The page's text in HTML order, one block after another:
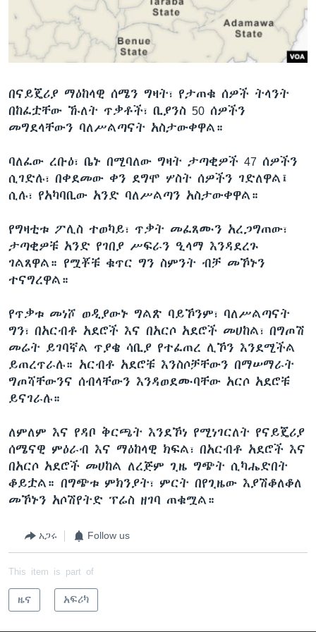
ቋንቋዎች
በናይጄሪያ ማዕከላዊ ሰሜን ግዛት፣ የታጠቁ ሰዎች ትላንት
በከፈቷቸው ኹለት ጥቃቶች፣ ቢያንስ 50 ሰዎችን
መግደላቸውን ባለሥልጣናት አስታውቀዋል።
ባለፈው ረቡዕ፣ ቤኑ በሚባለው ግዛት ታጣቂዎች 47 ሰዎችን
ሲገድሉ፣ በቀደመው ቀን ደግሞ ሦስት ሰዎችን ገድለዋል፤
ሲሉ፣ የአካባቢው አንድ ባለሥልጣን አስታውቀዋል።
የግዛቲቱ ፖሊስ ተወካይ፣ ጥቃት መፈጸሙን አረጋግጠው፣
ታጣቂዎቹ አንድ የገበያ ሥፍራን ዒላማ እንዳደረጉ
ገልጸዋል። የሟቾቹ ቁጥር ግን ስምንት ብቻ መኾኑን
ተናግረዋል።
የጥቃቱ መነሾ ወዲያውኑ ግልጽ ባይኾንም፣ ባለሥልጣናት
ግን፣ በአርብቶ አደሮች እና በአርሶ አደሮች መሀከል፣ በግጦሽ
መሬት ይገባኛል ጥያቄ ሳቢያ የተፈጠረ ሊኾን እንደሚችል
ይጠረጥራሉ። አርብቶ አደሮቹ እንስሶቻቸውን በማሠማራት
ግጦሻቸውንና ሰብላቸውን እንዳወደሙባቸው አርሶ አደሮቹ
ይናገራሉ።
ለምለም እና የዳቦ ቅርጫት እንደኾነ የሚነገርለት የናይጄሪያ
ሰሜናዊ ምዕራብ እና ማዕከላዊ ክፍል፣ በአርብቶ አደሮች እና
በአርሶ አደሮች መሀከል ለረጅም ጊዜ ግጭት ሲካሔድበት
ቆይቷል። በግጭቱ ምክንያት፣ ምርት በየጊዜው እያሽቆለቆለ
መኾኑን አሶሽየትድ ፕሬስ ዘገባ ጠቁሟል።
አጋሩ Follow us
This item is part of
ዜና አፍሪካ